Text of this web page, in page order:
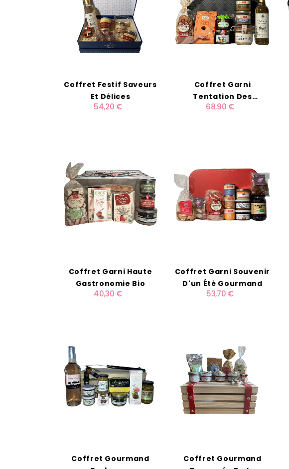
Coffret Festif Saveurs
Et Délices
54,20 €
Coffret Garni
Tentation Des
Gourmets
68,90 €
Coffret Garni Haute
Gastronomie Bio
40,30 €
Coffret Garni Souvenir
D'un Été Gourmand
53,70 €
Coffret Gourmand
Coffret Gourmand